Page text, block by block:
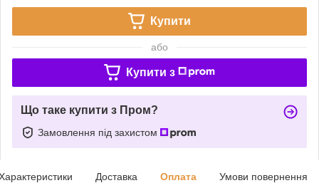
Купити
або
Купити з
Що таке купити з Пром?
Замовлення під захистом
Доставка Оплата Умови повернення